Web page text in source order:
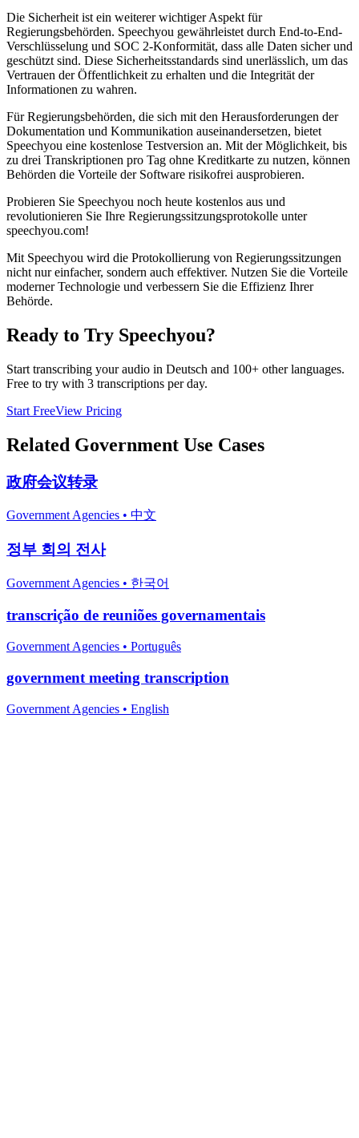
Die Sicherheit ist ein weiterer wichtiger Aspekt für
Regierungsbehörden. Speechyou gewährleistet durch End-to-End-
Verschlüsselung und SOC 2-Konformität, dass alle Daten sicher und
geschützt sind. Diese Sicherheitsstandards sind unerlässlich, um das
Vertrauen der Öffentlichkeit zu erhalten und die Integrität der
Informationen zu wahren.
Für Regierungsbehörden, die sich mit den Herausforderungen der
Dokumentation und Kommunikation auseinandersetzen, bietet
Speechyou eine kostenlose Testversion an. Mit der Möglichkeit, bis
zu drei Transkriptionen pro Tag ohne Kreditkarte zu nutzen, können
Behörden die Vorteile der Software risikofrei ausprobieren.
Probieren Sie Speechyou noch heute kostenlos aus und
revolutionieren Sie Ihre Regierungssitzungsprotokolle unter
speechyou.com!
Mit Speechyou wird die Protokollierung von Regierungssitzungen
nicht nur einfacher, sondern auch effektiver. Nutzen Sie die Vorteile
moderner Technologie und verbessern Sie die Effizienz Ihrer
Behörde.
Ready to Try Speechyou?
Start transcribing your audio in Deutsch and 100+ other languages.
Free to try with 3 transcriptions per day.
Start FreeView Pricing
Related Government Use Cases
政府会议转录
Government Agencies • 中文
정부 회의 전사
Government Agencies • 한국어
transcrição de reuniões governamentais
Government Agencies • Português
government meeting transcription
Government Agencies • English